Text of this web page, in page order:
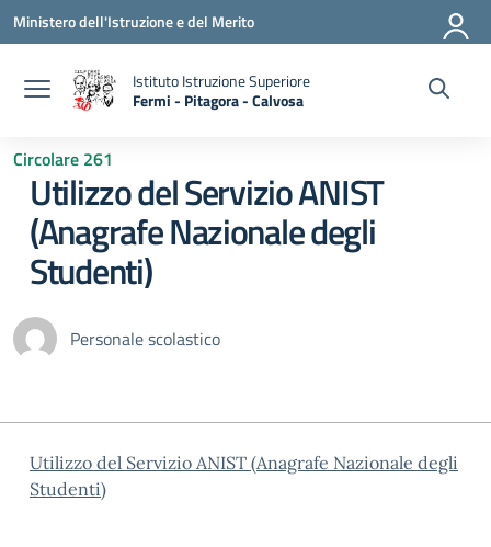
Vai ai contenuti
Vai al menu di navigazione
Vai al footer
Ministero dell'Istruzione e del Merito
Istituto Istruzione Superiore
Fermi - Pitagora - Calvosa
— Visita la pagina iniziale della scuola
Circolare 261
Utilizzo del Servizio ANIST
(Anagrafe Nazionale degli
Studenti)
Personale scolastico
Utilizzo del Servizio ANIST (Anagrafe Nazionale degli
Studenti)